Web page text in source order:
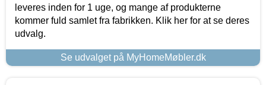
leveres inden for 1 uge, og mange af produkterne
kommer fuld samlet fra fabrikken. Klik her for at se deres
udvalg.
Se udvalget på MyHomeMøbler.dk